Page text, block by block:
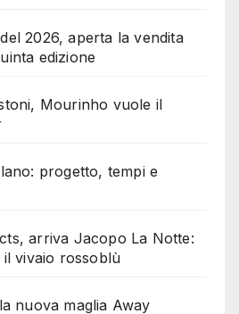
2026, aperta la vendita
edizione
Mourinho vuole il
progetto, tempi e
arriva Jacopo La Notte:
vivaio rossoblù
nuova maglia Away